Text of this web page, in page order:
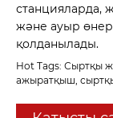
станцияларда,
және ауыр
қолданылады.
Hot Tags: Сыртқы
ажыратқыш,